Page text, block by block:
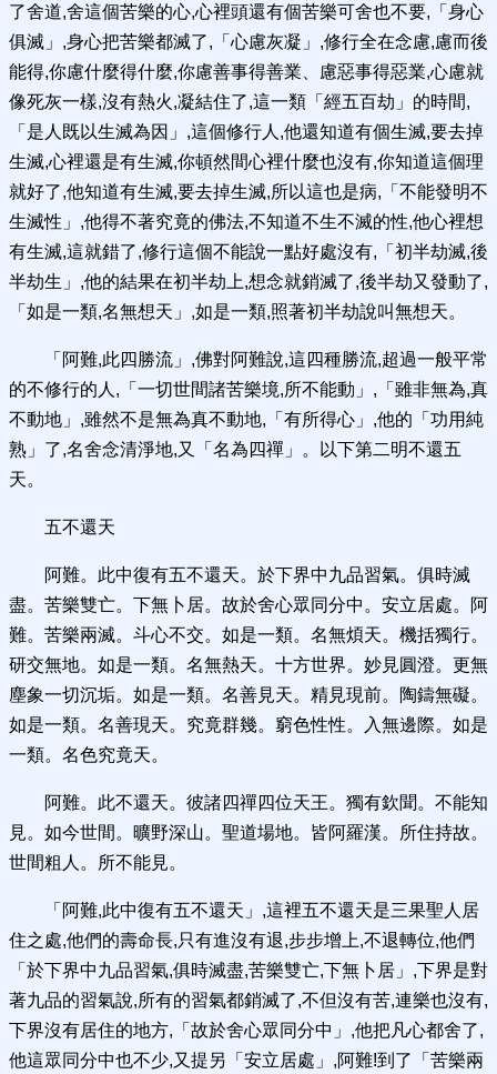
了舍道,舍這個苦樂的心,心裡頭還有個苦樂可舍也不要,「身心
俱滅」,身心把苦樂都滅了,「心慮灰凝」,修行全在念慮,慮而後
能得,你慮什麼得什麼,你慮善事得善業、慮惡事得惡業,心慮就
像死灰一樣,沒有熱火,凝結住了,這一類「經五百劫」的時間,
「是人既以生滅為因」,這個修行人,他還知道有個生滅,要去掉
生滅,心裡還是有生滅,你頓然間心裡什麼也沒有,你知道這個理
就好了,他知道有生滅,要去掉生滅,所以這也是病,「不能發明不
生滅性」,他得不著究竟的佛法,不知道不生不滅的性,他心裡想
有生滅,這就錯了,修行這個不能說一點好處沒有,「初半劫滅,後
半劫生」,他的結果在初半劫上,想念就銷滅了,後半劫又發動了,
「如是一類,名無想天」,如是一類,照著初半劫說叫無想天。
「阿難,此四勝流」,佛對阿難說,這四種勝流,超過一般平常
的不修行的人,「一切世間諸苦樂境,所不能動」,「雖非無為,真
不動地」,雖然不是無為真不動地,「有所得心」,他的「功用純
熟」了,名舍念清淨地,又「名為四禪」。以下第二明不還五
天。
五不還天
阿難。此中復有五不還天。於下界中九品習氣。俱時滅
盡。苦樂雙亡。下無卜居。故於舍心眾同分中。安立居處。阿
難。苦樂兩滅。斗心不交。如是一類。名無煩天。機括獨行。
研交無地。如是一類。名無熱天。十方世界。妙見圓澄。更無
塵象一切沉垢。如是一類。名善見天。精見現前。陶鑄無礙。
如是一類。名善現天。究竟群幾。窮色性性。入無邊際。如是
一類。名色究竟天。
阿難。此不還天。彼諸四禪四位天王。獨有欽聞。不能知
見。如今世間。曠野深山。聖道場地。皆阿羅漢。所住持故。
世間粗人。所不能見。
「阿難,此中復有五不還天」,這裡五不還天是三果聖人居
住之處,他們的壽命長,只有進沒有退,步步增上,不退轉位,他們
「於下界中九品習氣,俱時滅盡,苦樂雙亡,下無卜居」,下界是對
著九品的習氣說,所有的習氣都銷滅了,不但沒有苦,連樂也沒有,
下界沒有居住的地方,「故於舍心眾同分中」,他把凡心都舍了,
他這眾同分中也不少,又提另「安立居處」,阿難!到了「苦樂兩